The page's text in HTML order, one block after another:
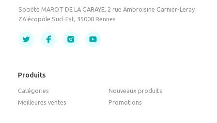
Société MAROT DE LA GARAYE, 2 rue Ambroisine Garnier-Leray
ZA écopôle Sud-Est, 35000 Rennes
Produits
Catégories
Nouveaux produits
Meilleures ventes
Promotions